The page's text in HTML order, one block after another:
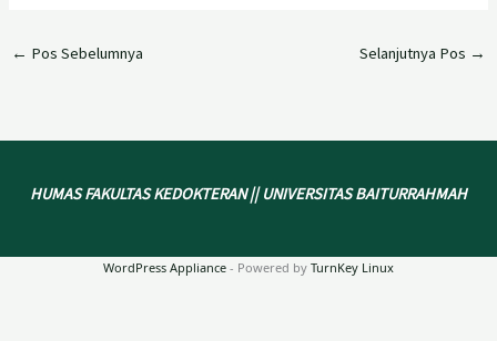
← Pos Sebelumnya Selanjutnya Pos →
HUMAS FAKULTAS KEDOKTERAN || UNIVERSITAS BAITURRAHMAH
WordPress Appliance - Powered by TurnKey Linux